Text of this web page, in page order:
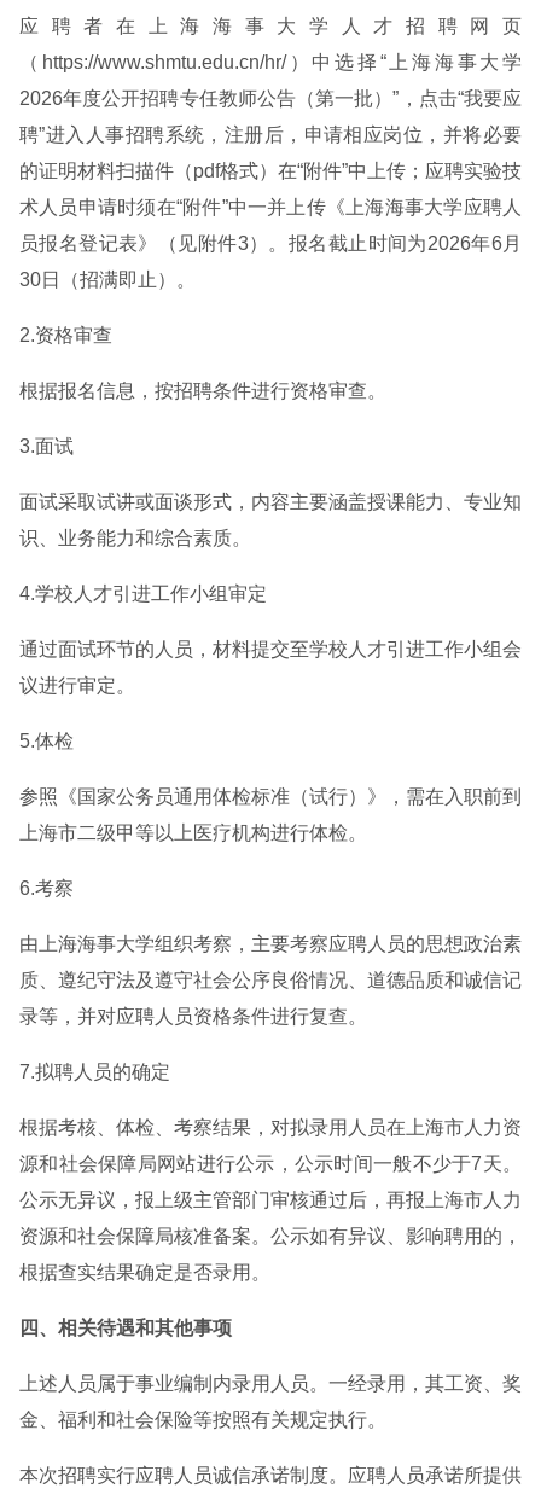
应聘者在上海海事大学人才招聘网页
（https://www.shmtu.edu.cn/hr/）中选择“上海海事大学
2026年度公开招聘专任教师公告（第一批）”，点击“我要应
聘”进入人事招聘系统，注册后，申请相应岗位，并将必要
的证明材料扫描件（pdf格式）在“附件”中上传；应聘实验技
术人员申请时须在“附件”中一并上传《上海海事大学应聘人
员报名登记表》（见附件3）。报名截止时间为2026年6月
30日（招满即止）。
2.资格审查
根据报名信息，按招聘条件进行资格审查。
3.面试
面试采取试讲或面谈形式，内容主要涵盖授课能力、专业知
识、业务能力和综合素质。
4.学校人才引进工作小组审定
通过面试环节的人员，材料提交至学校人才引进工作小组会
议进行审定。
5.体检
参照《国家公务员通用体检标准（试行）》，需在入职前到
上海市二级甲等以上医疗机构进行体检。
6.考察
由上海海事大学组织考察，主要考察应聘人员的思想政治素
质、遵纪守法及遵守社会公序良俗情况、道德品质和诚信记
录等，并对应聘人员资格条件进行复查。
7.拟聘人员的确定
根据考核、体检、考察结果，对拟录用人员在上海市人力资
源和社会保障局网站进行公示，公示时间一般不少于7天。
公示无异议，报上级主管部门审核通过后，再报上海市人力
资源和社会保障局核准备案。公示如有异议、影响聘用的，
根据查实结果确定是否录用。
四、相关待遇和其他事项
上述人员属于事业编制内录用人员。一经录用，其工资、奖
金、福利和社会保险等按照有关规定执行。
本次招聘实行应聘人员诚信承诺制度。应聘人员承诺所提供